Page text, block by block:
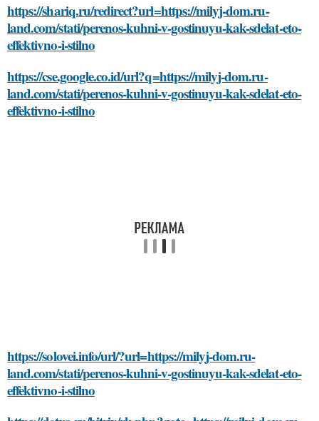
https://shariq.ru/redirect?url=https://milyj-dom.ru-
land.com/stati/perenos-kuhni-v-gostinuyu-kak-sdelat-eto-
effektivno-i-stilno
https://cse.google.co.id/url?q=https://milyj-dom.ru-
land.com/stati/perenos-kuhni-v-gostinuyu-kak-sdelat-eto-
effektivno-i-stilno
https://solovei.info/url/?url=https://milyj-dom.ru-
land.com/stati/perenos-kuhni-v-gostinuyu-kak-sdelat-eto-
effektivno-i-stilno